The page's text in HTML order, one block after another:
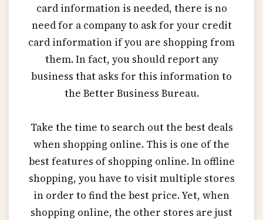
card information is needed, there is no
need for a company to ask for your credit
card information if you are shopping from
them. In fact, you should report any
business that asks for this information to
the Better Business Bureau.
Take the time to search out the best deals
when shopping online. This is one of the
best features of shopping online. In offline
shopping, you have to visit multiple stores
in order to find the best price. Yet, when
shopping online, the other stores are just